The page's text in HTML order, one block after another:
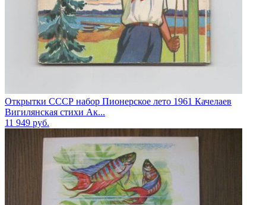
Открытки СССР набор Пионерское лето 1961 Качелаев
Вигилянская стихи Ак...
11 949 руб.